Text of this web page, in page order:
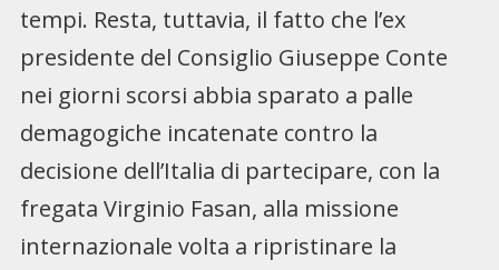
tempi. Resta, tuttavia, il fatto che l’ex
presidente del Consiglio Giuseppe Conte
nei giorni scorsi abbia sparato a palle
demagogiche incatenate contro la
decisione dell’Italia di partecipare, con la
fregata Virginio Fasan, alla missione
internazionale volta a ripristinare la